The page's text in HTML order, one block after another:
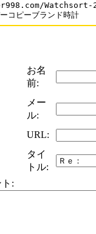
コピーブランド時計
お名
前:
メー
ル:
URL:
タイ
トル:
: